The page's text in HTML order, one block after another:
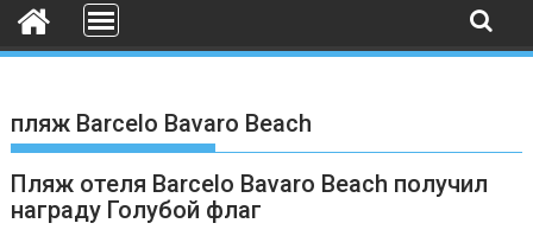
пляж Barcelo Bavaro Beach
Пляж отеля Barcelo Bavaro Beach получил
награду Голубой флаг